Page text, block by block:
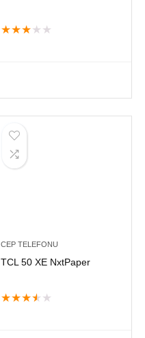
★★★ ★ ★
CEP TELEFONU
TCL 50 XE NxtPaper
★★★★ ★